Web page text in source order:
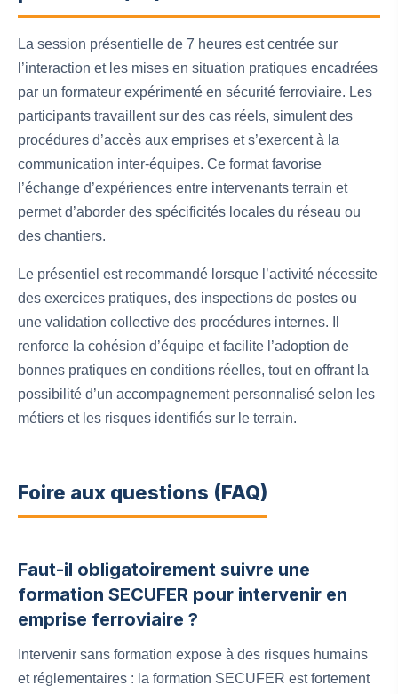
La session présentielle de 7 heures est centrée sur
l’interaction et les mises en situation pratiques encadrées
par un formateur expérimenté en sécurité ferroviaire. Les
participants travaillent sur des cas réels, simulent des
procédures d’accès aux emprises et s’exercent à la
communication inter-équipes. Ce format favorise
l’échange d’expériences entre intervenants terrain et
permet d’aborder des spécificités locales du réseau ou
des chantiers.
Le présentiel est recommandé lorsque l’activité nécessite
des exercices pratiques, des inspections de postes ou
une validation collective des procédures internes. Il
renforce la cohésion d’équipe et facilite l’adoption de
bonnes pratiques en conditions réelles, tout en offrant la
possibilité d’un accompagnement personnalisé selon les
métiers et les risques identifiés sur le terrain.
Foire aux questions (FAQ)
Faut-il obligatoirement suivre une
formation SECUFER pour intervenir en
emprise ferroviaire ?
Intervenir sans formation expose à des risques humains
et réglementaires : la formation SECUFER est fortement